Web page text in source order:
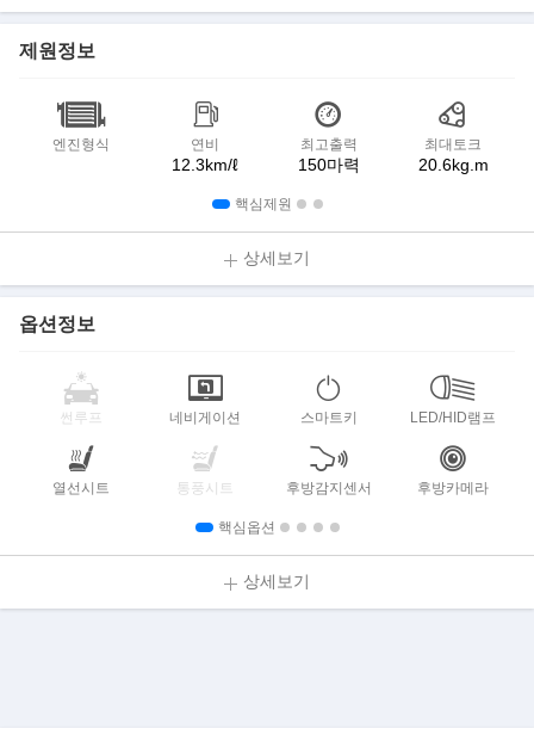
제원정보
엔진형식 연비
12.3km/ℓ
최고출력
150마력
최대토크
20.6kg.m
핵심제원
상세보기
옵션정보
썬루프 네비게이션 스마트키 LED/HID램프
열선시트 통풍시트 후방감지센서 후방카메라
핵심옵션
상세보기